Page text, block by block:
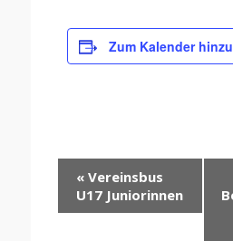
Zum Kalender
Veranstaltung-
Navigation
« Vereinsbus
U17 Juniorinnen